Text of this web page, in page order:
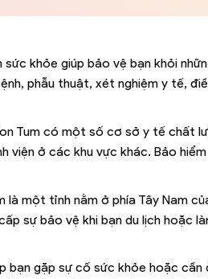
khỏe giúp bảo vệ bạn khỏi
phẫu thuật, xét nghiệm y tế,
Tum có một số cơ sở y tế chất
ở các khu vực khác. Bảo
là một tỉnh nằm ở phía Tây Nam
sự bảo vệ khi bạn du lịch hoặc
bạn gặp sự cố sức khỏe hoặc